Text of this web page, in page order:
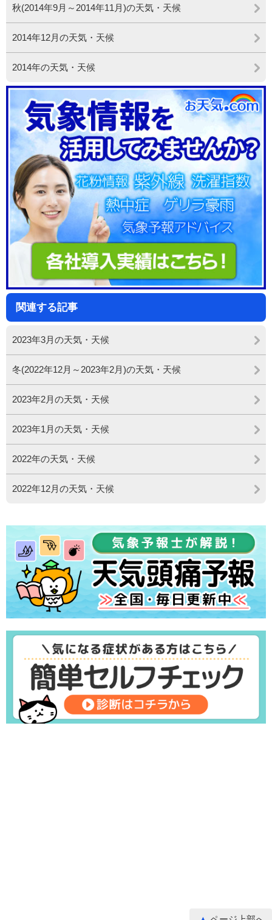
秋(2014年9月～2014年11月)の天気・天候
2014年12月の天気・天候
2014年の天気・天候
関連する記事
2023年3月の天気・天候
冬(2022年12月～2023年2月)の天気・天候
2023年2月の天気・天候
2023年1月の天気・天候
2022年の天気・天候
2022年12月の天気・天候